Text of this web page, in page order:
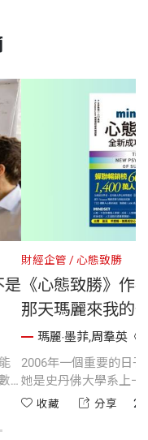
？原來，壓力不是
勝領導學》
化裡，人們則比較可能
文化裡，公司裡大多數
義重大，因為員工認